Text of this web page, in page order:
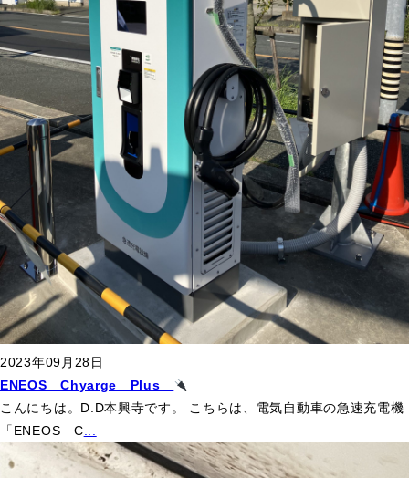
2023年09月28日
ENEOS Chyarge Plus
こんにちは。D.D本興寺です。 こちらは、電気自動車の急速充電機
「ENEOS C...